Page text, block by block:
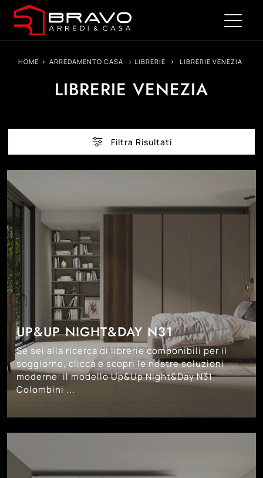
HOME > ARREDAMENTO CASA > LIBRERIE > LIBRERIE VENEZIA
LIBRERIE VENEZIA
Filtra Risultati
UP&UP NIGHT&DAY N31
Se sei alla ricerca di librerie componibili per il
soggiorno, clicca e scopri le nostre soluzioni
moderne: il modello Up&Up Night&Day N31
Colombini ...